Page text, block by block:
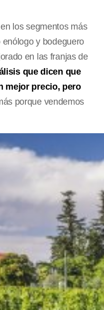
los segmentos más
y bodeguero
en las franjas de
que dicen que
mejor precio, pero
porque vendemos